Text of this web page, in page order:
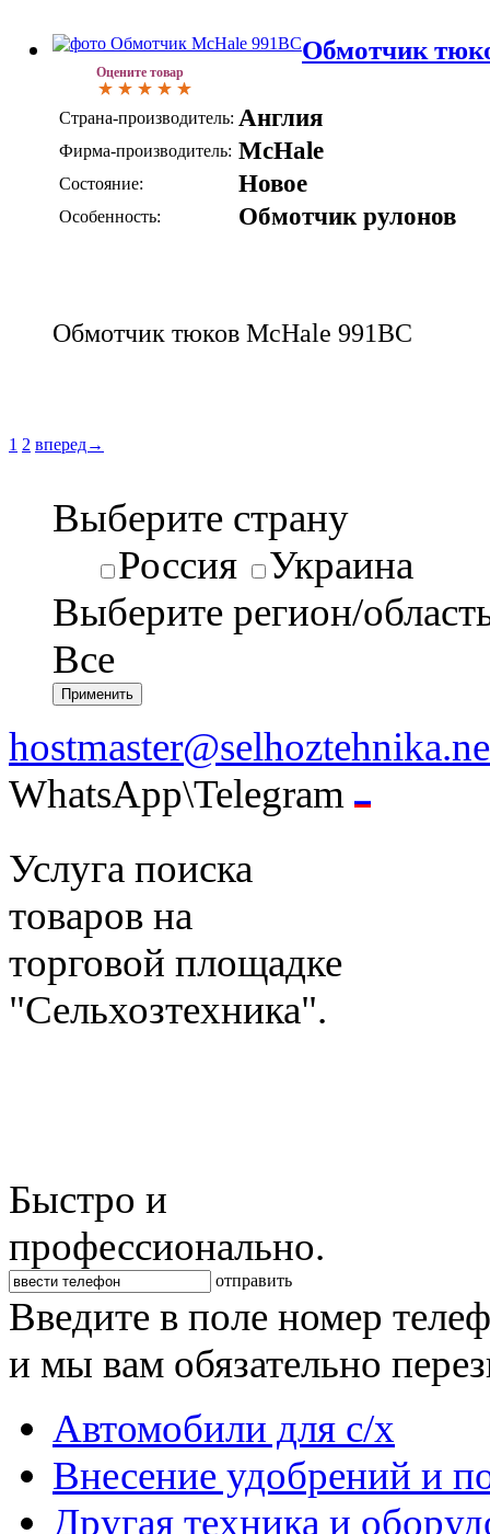
Оцените товар
Обмотчик
Страна-производитель: Англия
Фирма-производитель: McHale
Состояние: Новое
Особенность: Обмотчик рулонов
Обмотчик тюков McHale 991BC
1 2 вперед→
Выберите страну
Россия
Украина
Выберите регион/
Все
WhatsApp\Telegram
Услуга поиска
товаров на
торговой площадке
"Сельхозтехника".
Быстро и
профессионально.
отправить
Введите в поле номер
и мы вам обязательно
Автомобили для с/х
Внесение удобрений и
Другая техника и